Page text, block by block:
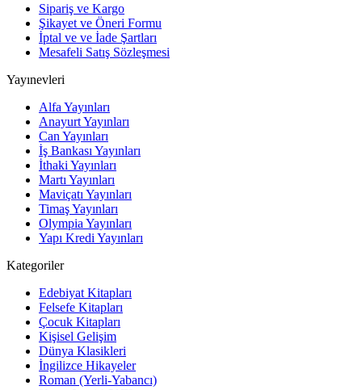
Sipariş ve Kargo
Şikayet ve Öneri Formu
İptal ve ve İade Şartları
Mesafeli Satış Sözleşmesi
Yayınevleri
Alfa Yayınları
Anayurt Yayınları
Can Yayınları
İş Bankası Yayınları
İthaki Yayınları
Martı Yayınları
Maviçatı Yayınları
Timaş Yayınları
Olympia Yayınları
Yapı Kredi Yayınları
Kategoriler
Edebiyat Kitapları
Felsefe Kitapları
Çocuk Kitapları
Kişisel Gelişim
Dünya Klasikleri
İngilizce Hikayeler
Roman (Yerli-Yabancı)